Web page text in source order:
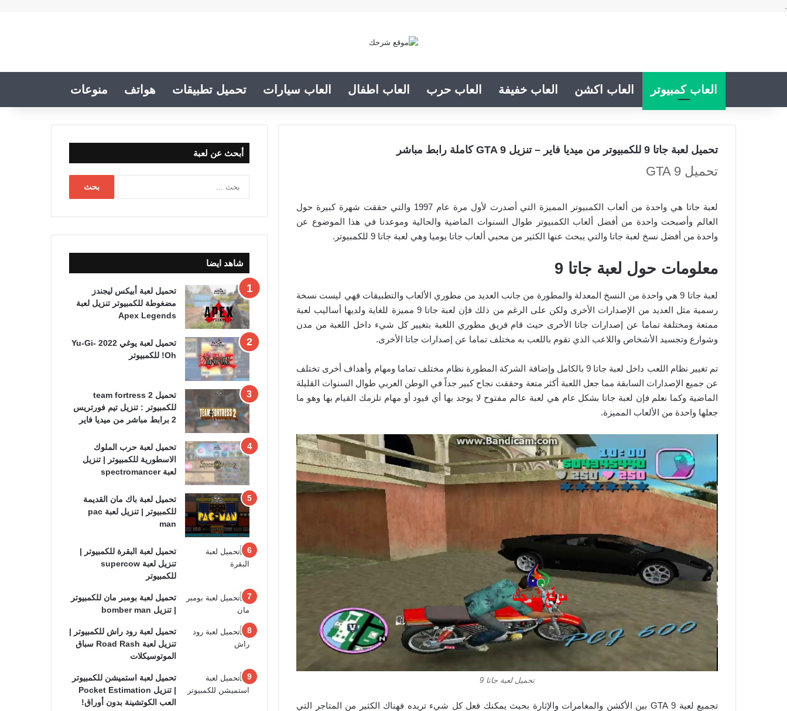
.
العاب كمبيوتر العاب اكشن العاب خفيفة العاب حرب العاب اطفال العاب سيارات تحميل تطبيقات هواتف منوعات
تحميل لعبة جاتا 9 للكمبيوتر من ميديا فاير – تنزيل GTA 9 كاملة رابط مباشر
تحميل GTA 9
لعبة جاتا هي واحدة من ألعاب الكمبيوتر المميزة التي أصدرت لأول مرة عام 1997 والتي حققت شهرة كبيرة حول
العالم وأصبحت واحدة من أفضل ألعاب الكمبيوتر طوال السنوات الماضية والحالية وموعدنا في هذا الموضوع عن
واحدة من أفضل نسخ لعبة جاتا والتي يبحث عنها الكثير من محبي ألعاب جاتا يوميا وهي لعبة جاتا 9 للكمبيوتر.
معلومات حول لعبة جاتا 9
لعبة جاتا 9 هي واحدة من النسخ المعدلة والمطورة من جانب العديد من مطوري الألعاب والتطبيقات فهي ليست نسخة
رسمية مثل العديد من الإصدارات الأخرى ولكن على الرغم من ذلك فإن لعبة جاتا 9 مميزة للغاية ولديها أساليب لعبة
ممتعة ومختلفة تماما عن إصدارات جاتا الأخرى حيث قام فريق مطوري اللعبة بتغيير كل شيء داخل اللعبة من مدن
وشوارع وتجسيد الأشخاص واللاعب الذي تقوم باللعب به مختلف تماما عن إصدارات جاتا الأخرى.
تم تغيير نظام اللعب داخل لعبة جاتا 9 بالكامل وإضافة الشركة المطورة نظام مختلف تماما ومهام وأهداف أخرى تختلف
عن جميع الإصدارات السابقة مما جعل اللعبة أكثر متعة وحققت نجاح كبير جداً في الوطن العربي طوال السنوات القليلة
الماضية وكما نعلم فإن لعبة جاتا بشكل عام هي لعبة عالم مفتوح لا يوجد بها أي قيود أو مهام تلزمك القيام بها وهو ما
جعلها واحدة من الألعاب المميزة.
تحميل لعبة جاتا 9
تجميع لعبة 9 GTA بين الأكشن والمغامرات والإثارة بحيث يمكنك فعل كل شيء تريده فهناك الكثير من المتاجر التي
أبحث عن لعبة
شاهد ايضا
تحميل لعبة أبيكس ليجندز
مضغوطة للكمبيوتر تنزيل لعبة
Apex Legends
تحميل لعبة يوغي 2022 Yu-Gi-
Oh! للكمبيوتر
تحميل team fortress 2
للكمبيوتر : تنزيل تيم فورتريس
2 برابط مباشر من ميديا فاير
تحميل لعبة حرب الملوك
الاسطورية للكمبيوتر | تنزيل
لعبة spectromancer
تحميل لعبة باك مان القديمة
للكمبيوتر | تنزيل لعبة pac
man
تحميل لعبة البقرة للكمبيوتر |
تنزيل لعبة supercow
للكمبيوتر
تحميل لعبة بومبر مان للكمبيوتر
| تنزيل bomber man
تحميل لعبة رود راش للكمبيوتر |
تنزيل لعبة Road Rash سباق
الموتوسيكلات
تحميل لعبة استميشن للكمبيوتر
| تنزيل Pocket Estimation
العب الكوتشينة بدون أوراق!